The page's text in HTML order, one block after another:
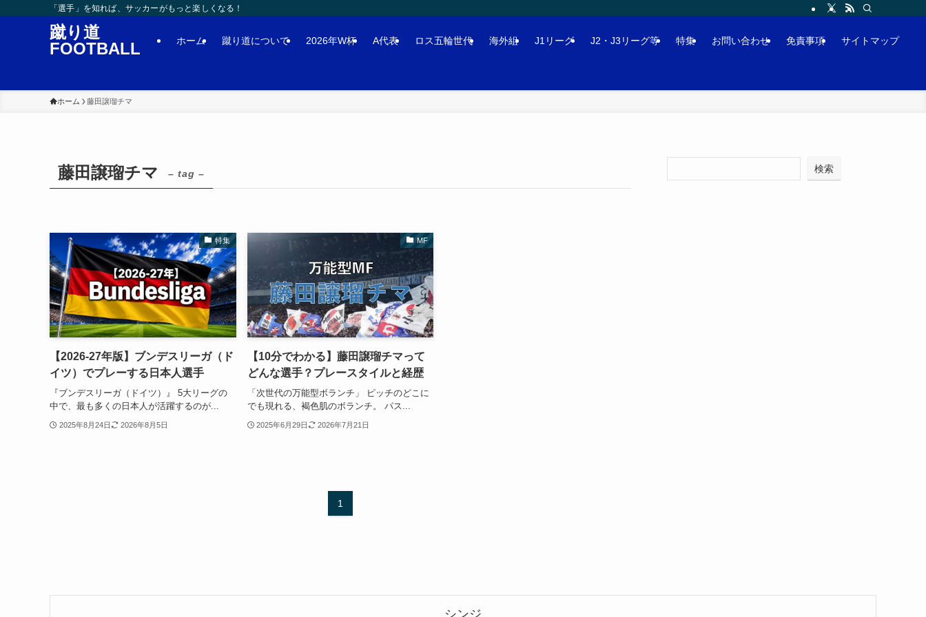
「選手」を知れば、サッカーがもっと楽しくなる！
蹴り道
FOOTBALL
ホーム 蹴り道について 2026年W杯 A代表 ロス五輪世代 海外組 J1リーグ J2・J3リーグ等 特集 お問い合わせ 免責事項 サイトマップ
ホーム 藤田譲瑠チマ
藤田譲瑠チマ – tag –
特集
【2026-27年版】ブンデスリーガ（ド
イツ）でプレーする日本人選手
『ブンデスリーガ（ドイツ）』 5大リーグの
中で、最も多くの日本人が活躍するのが...
2025年8月24日 2026年8月5日
MF
【10分でわかる】藤田譲瑠チマって
どんな選手？プレースタイルと経歴
「次世代の万能型ボランチ」 ピッチのどこに
でも現れる、褐色肌のボランチ。 パス...
2025年6月29日 2026年7月21日
1
検索
シンジ